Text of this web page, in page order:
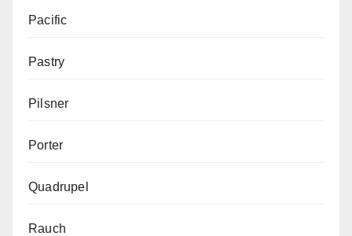
Pacific
Pastry
Pilsner
Porter
Quadrupel
Rauch